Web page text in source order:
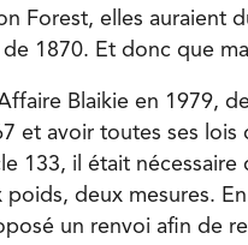
Forest, elles auraient
1870. Et donc que
Blaikie en 1979,
et avoir toutes ses lois
133, il était
deux mesures.
un renvoi afin de